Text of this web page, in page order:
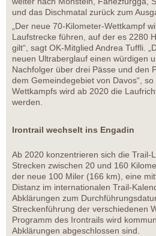
und das Dischmatal zurück zum
„Der neue 70-Kilometer-Wettkampf
Laufstrecke führen, auf der es 2280
gilt“, sagt OK-Mitglied Andrea Tuffli.
neuen Ultraberglauf einen würdigen
Nachfolger über drei Pässe und den
dem Gemeindegebiet von Davos“,
Wettkampfs wird ab 2020 die
werden.
Irontrail wechselt ins Engadin
Ab 2020 konzentrieren sich die Trail-
Strecken zwischen 20 und 160
der neue 100 Miler (166 km), eine
Distanz im internationalen Trail-
Abklärungen zum
Streckenführung der verschiedenen
Programm des Irontrails wird
Abklärungen abgeschlossen sind.